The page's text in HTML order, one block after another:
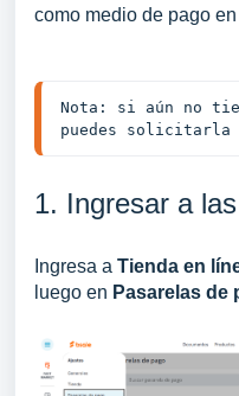
como medio de pago
Nota: si aún no
puedes solicitarla
1. Ingresar a
Ingresa a Tienda en
luego en Pasarelas de